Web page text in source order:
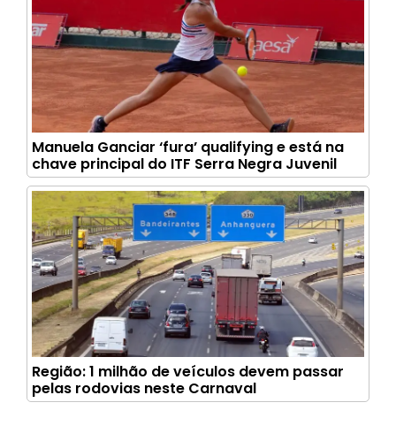
Manuela Ganciar ‘fura’ qualifying e está na
chave principal do ITF Serra Negra Juvenil
Região: 1 milhão de veículos devem passar
pelas rodovias neste Carnaval